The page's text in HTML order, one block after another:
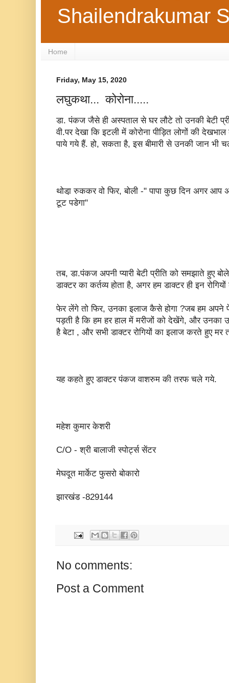
Shailendrakumar
Home
Friday, May 15, 2020
लघुकथा... कोरोना.....
डा. पंकज जैसे ही अस्पताल से घर लौटे तो उनकी बेटी
वी.पर देखा कि इटली में कोरोना पीड़ित लोगों की देखभाल
पाये गये हैं. हो, सकता है, इस बीमारी से उनकी जान भी
थोडा़ रुककर वो फिर, बोली -" पापा कुछ दिन अगर आप
टूट पडेगा"
तब, डा.पंकज अपनी प्यारी बेटी प्रीति को समझाते हुए
डाक्टर का कर्तव्य होता है, अगर हम डाक्टर ही इन
फेर लेंगे तो फिर, उनका इलाज कैसे होगा ?जब हम अपने
पड़ती है कि हम हर हाल में मरीजों को देखेंगे, और उनका
है बेटा , और सभी डाक्टर रोगियों का इलाज करते हुए मर
यह कहते हुए डाक्टर पंकज वाशरुम की तरफ चले गये.
महेश कुमार केशरी
C/O - श्री बालाजी स्पोर्ट्स सेंटर
मेघदूत मार्केट फुसरो बोकारो
झारखंड -829144
No comments:
Post a Comment